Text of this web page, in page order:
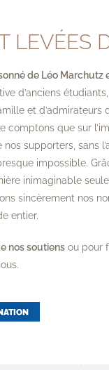
LEVÉES
de Léo Marchutz
d’anciens
et d’admirateurs
comptons que sur
nos supporters, sans
impossible.
inimaginable
sincèrement nos
entier.
nos soutiens ou pour